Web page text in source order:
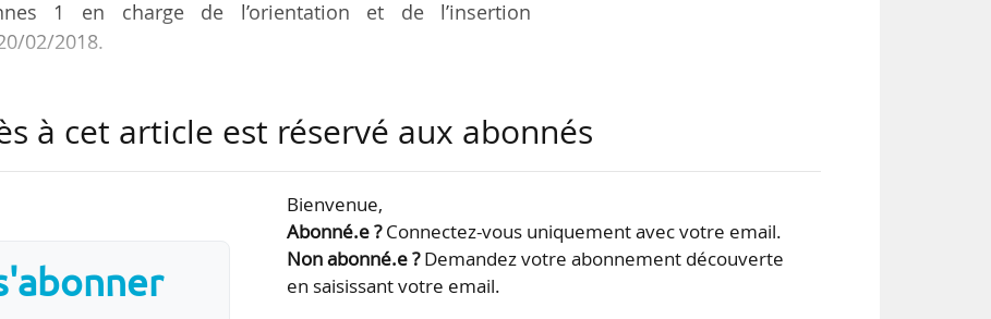
1 en charge de l’orientation et de l’insertion
02/2018.
dossiers des étudiants en réorientation. Désormais, le
», par rapport aux bacheliers.
ne s’avère pas adapté à ce public…
à cet article est réservé aux abonnés
Bienvenue,
Abonné.e ?Connectez-vous uniquement avec votre email.
Non abonné.e ?Demandez votre abonnement découverte
en saisissant votre email.